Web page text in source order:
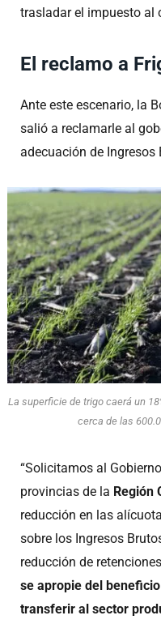
trasladar el impuesto al
El reclamo a
Ante este escenario, la
salió a reclamarle al
adecuación de Ingresos
La superficie de trigo caerá un
cerca de las
“Solicitamos al
provincias de la Región
reducción en las
sobre los Ingresos
reducción de
se apropie del
transferir al sector